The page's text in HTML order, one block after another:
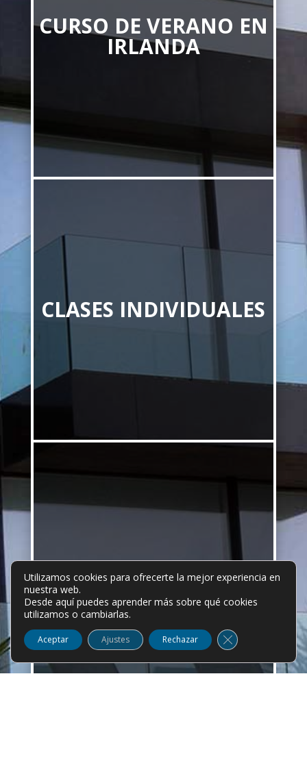
CURSO DE VERANO EN
IRLANDA
CLASES INDIVIDUALES
AÑO ACADÉMICO EN
IRLANDA
Utilizamos cookies para ofrecerte la mejor experiencia en
nuestra web.
Desde aquí puedes aprender más sobre qué cookies
utilizamos o cambiarlas.
Aceptar Rechazar
Ajustes Cerrar el banner